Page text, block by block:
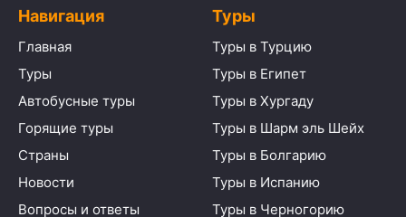
Навигация
Главная
Туры
Автобусные туры
Горящие туры
Страны
Новости
Вопросы и ответы
Туры
Туры в Турцию
Туры в Египет
Туры в Хургаду
Туры в Шарм эль Шейх
Туры в Болгарию
Туры в Испанию
Туры в Черногорию